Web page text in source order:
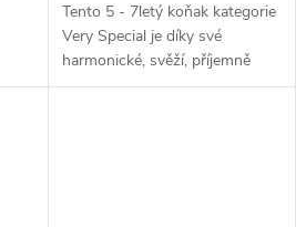
Tento 5 - 7letý koňak kategorie
Very Special je díky své
harmonické, svěží, příjemně
ovocné a lehké chuti a